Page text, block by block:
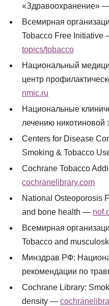
«Здравоохранение»
Всемирная
Tobacco Free
topics/tobacco
Национальный
центр
nmic.ru
Национальные
лечению никотиновой
Centers for Disease
Smoking & Tobacco
Cochrane Tobacco
cochranelibrary.com
National Osteoporosis
and bone health —
Всемирная
Tobacco and
Минздрав РФ:
рекомендации по
Cochrane Library:
density —